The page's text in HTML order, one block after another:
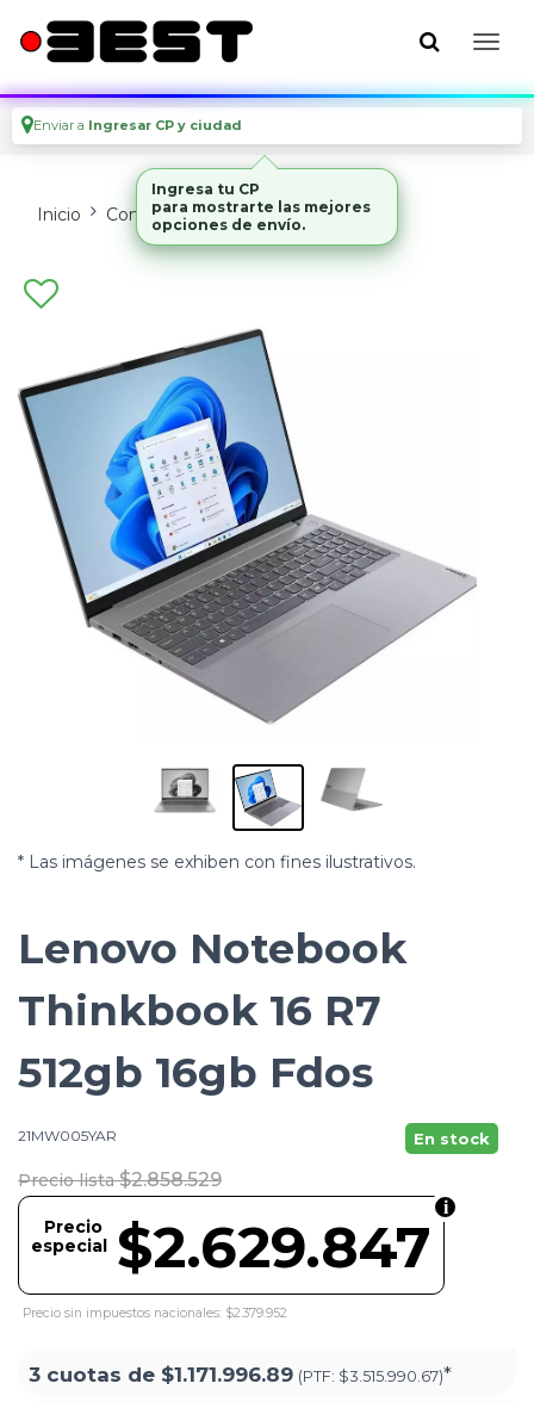
Enviar a Ingresar CP y ciudad
Inicio Computadoras Notebooks
* Las imágenes se exhiben con fines ilustrativos.
Lenovo Notebook
Thinkbook 16 R7
512gb 16gb Fdos
21MW005YAR En stock
Precio lista $2.858.529
$2.629.847
Precio
especial
Precio sin impuestos nacionales: $2.379.952
3 cuotas de $1.171.996.89 (PTF: $3.515.990.67)*
Ingresa tu CP
para mostrarte las mejores
opciones de envío.